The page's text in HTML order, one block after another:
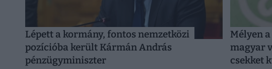
Lépett a kormány, fontos nemzetközi
pozícióba került Kármán András
pénzügyminiszter
Mélyen
magyar
csekket